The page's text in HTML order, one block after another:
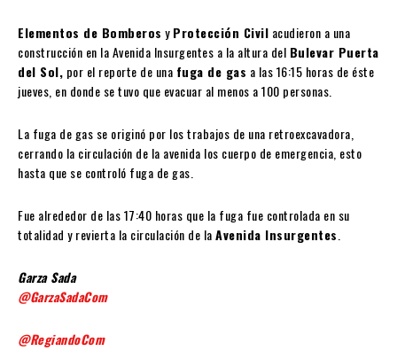
Elementos de Bomberos yProtección Civil acudieron a una
construcción en la Avenida Insurgentes a la altura del Bulevar Puerta
del Sol, por el reporte de una fuga de gas a las 16:15 horas de éste
jueves, en donde se tuvo que evacuar al menos a 100 personas.
La fuga de gas se originó por los trabajos de una retroexcavadora,
cerrando la circulación de la avenida los cuerpo de emergencia, esto
hasta que se controló fuga de gas.
Fue alrededor de las 17:40 horas que la fuga fue controlada en su
totalidad y revierta la circulación de laAvenida Insurgentes
Garza Sada
@GarzaSadaCom
@RegiandoCom